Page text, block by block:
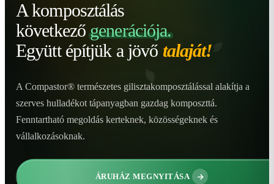
A komposztálás
következő generációja.
Együtt építjük a jövő talaját!
A Compastor® természetes gilisztakomposztálással alakítja a
szerves hulladékot tápanyagban gazdag komposzttá.
Fenntartható megoldás kerteknek, közösségeknek és
vállalkozásoknak.
ÁRUHÁZ MEGNYITÁSA